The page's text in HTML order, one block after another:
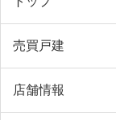
売買戸建
店舗情報